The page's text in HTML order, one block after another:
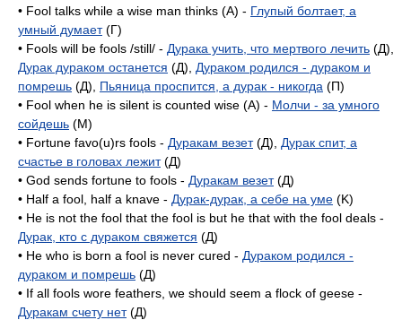
• Fool talks while a wise man thinks (A) - Глупый болтает, а
умный думает(Г)
• Fools will be fools /still/ - Дурака учить, что мертвого лечить (Д),
Дурак дураком останется (Д), Дураком родился - дураком и
помрешь (Д), Пьяница проспится, а дурак - никогда (П)
• Fool when he is silent is counted wise (A) - Молчи - за умного
сойдешь (M)
• Fortune favo(u)rs fools - Дуракам везет(Д), Дурак спит, а
счастье в головах лежит(Д)
• God sends fortune to fools - Дуракам везет(Д)
• Half a fool, half a knave - Дурак-дурак, а себе на уме (K)
• He is not the fool that the fool is but he that with the fool deals -
Дурак, кто с дураком свяжется (Д)
• He who is born a fool is never cured - Дураком родился -
дураком и помрешь (Д)
• If all fools wore feathers, we should seem a flock of geese -
Дуракам счету нет(Д)